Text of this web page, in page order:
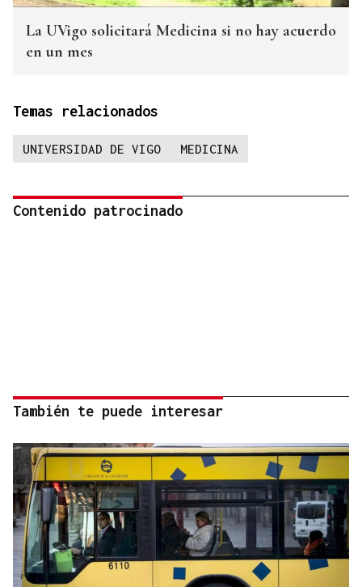
La UVigo solicitará Medicina si no hay acuerdo
en un mes
Temas relacionados
UNIVERSIDAD DE VIGO MEDICINA
Contenido patrocinado
También te puede interesar